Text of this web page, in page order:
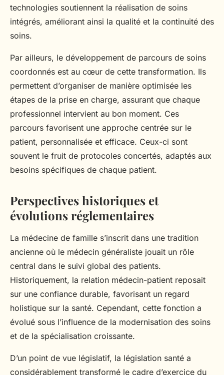
technologies soutiennent la réalisation de soins
intégrés, améliorant ainsi la qualité et la continuité des
soins.
Par ailleurs, le développement de parcours de soins
coordonnés est au cœur de cette transformation. Ils
permettent d’organiser de manière optimisée les
étapes de la prise en charge, assurant que chaque
professionnel intervient au bon moment. Ces
parcours favorisent une approche centrée sur le
patient, personnalisée et efficace. Ceux-ci sont
souvent le fruit de protocoles concertés, adaptés aux
besoins spécifiques de chaque patient.
Perspectives historiques et
évolutions réglementaires
La médecine de famille s’inscrit dans une tradition
ancienne où le médecin généraliste jouait un rôle
central dans le suivi global des patients.
Historiquement, la relation médecin-patient reposait
sur une confiance durable, favorisant un regard
holistique sur la santé. Cependant, cette fonction a
évolué sous l’influence de la modernisation des soins
et de la spécialisation croissante.
D’un point de vue législatif, la législation santé a
considérablement transformé le cadre d’exercice du